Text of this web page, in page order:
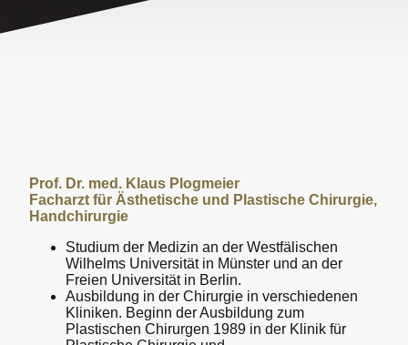
Prof. Dr. med. Klaus Plogmeier
Facharzt für Ästhetische und Plastische Chirurgie,
Handchirurgie
Studium der Medizin an der Westfälischen
Wilhelms Universität in Münster und an der
Freien Universität in Berlin.
Ausbildung in der Chirurgie in verschiedenen
Kliniken. Beginn der Ausbildung zum
Plastischen Chirurgen 1989 in der Klinik für